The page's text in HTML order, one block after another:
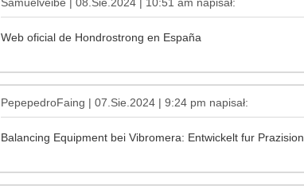
Web oficial de Hondrostrong en España
PepepedroFaing | 07.Sie.2024 | 9:24 pm napisał:
Balancing Equipment bei Vibromera: Entwickelt fur Prazision